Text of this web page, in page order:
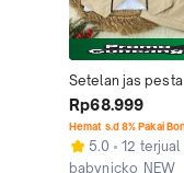
Setelan jas
rompi nyatu / baju
kondangan
Rp68.999
Hemat s.d 8% Pakai
5.0
12 terjual
babynicko_NEW